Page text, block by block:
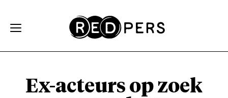
Ex-acteurs op zoek